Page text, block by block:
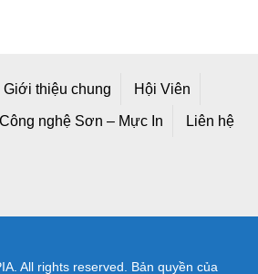
Giới thiệu chung Hội Viên
Công nghệ Sơn – Mực In Liên hệ
All rights reserved. Bản quyền của